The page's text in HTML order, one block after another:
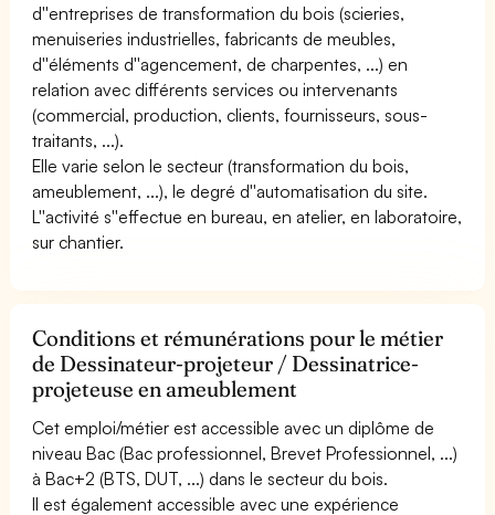
d''entreprises de transformation du bois (scieries,
menuiseries industrielles, fabricants de meubles,
d''éléments d''agencement, de charpentes, ...) en
relation avec différents services ou intervenants
(commercial, production, clients, fournisseurs, sous-
traitants, ...).
Elle varie selon le secteur (transformation du bois,
ameublement, ...), le degré d''automatisation du site.
L''activité s''effectue en bureau, en atelier, en laboratoire,
sur chantier.
Conditions et rémunérations pour le métier
de Dessinateur-projeteur / Dessinatrice-
projeteuse en ameublement
Cet emploi/métier est accessible avec un diplôme de
niveau Bac (Bac professionnel, Brevet Professionnel, ...)
à Bac+2 (BTS, DUT, ...) dans le secteur du bois.
Il est également accessible avec une expérience